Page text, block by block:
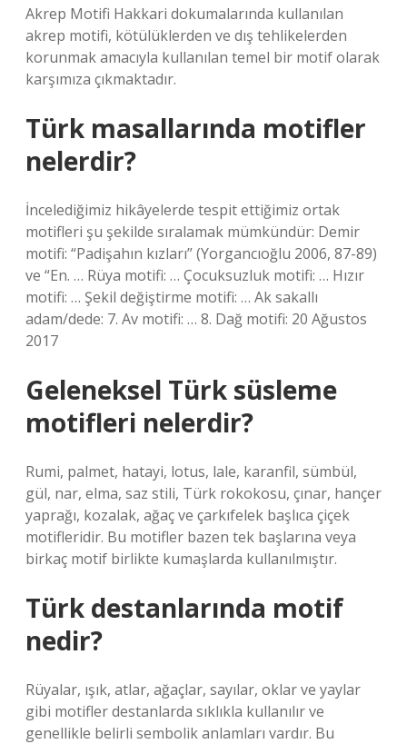
Akrep Motifi Hakkari dokumalarında kullanılan
akrep motifi, kötülüklerden ve dış tehlikelerden
korunmak amacıyla kullanılan temel bir motif olarak
karşımıza çıkmaktadır.
Türk masallarında motifler
nelerdir?
İncelediğimiz hikâyelerde tespit ettiğimiz ortak
motifleri şu şekilde sıralamak mümkündür: Demir
motifi: “Padişahın kızları” (Yorgancıoğlu 2006, 87-89)
ve “En. … Rüya motifi: … Çocuksuzluk motifi: … Hızır
motifi: … Şekil değiştirme motifi: … Ak sakallı
adam/dede: 7. Av motifi: … 8. Dağ motifi: 20 Ağustos
2017
Geleneksel Türk süsleme
motifleri nelerdir?
Rumi, palmet, hatayi, lotus, lale, karanfil, sümbül,
gül, nar, elma, saz stili, Türk rokokosu, çınar, hançer
yaprağı, kozalak, ağaç ve çarkıfelek başlıca çiçek
motifleridir. Bu motifler bazen tek başlarına veya
birkaç motif birlikte kumaşlarda kullanılmıştır.
Türk destanlarında motif
nedir?
Rüyalar, ışık, atlar, ağaçlar, sayılar, oklar ve yaylar
gibi motifler destanlarda sıklıkla kullanılır ve
genellikle belirli sembolik anlamları vardır. Bu